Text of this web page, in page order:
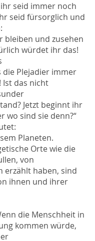
seid immer noch
seid fürsorglich und
bleiben und zusehen
würdet ihr das!
die Plejadier immer
Ist das nicht
Jetzt beginnt ihr
wo sind sie denn?“
Planeten.
Orte wie die
von
erzählt haben, sind
ihnen und ihrer
die Menschheit in
kommen würde,